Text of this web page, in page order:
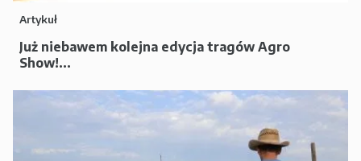
Artykuł
Już niebawem kolejna edycja tragów Agro
Show!...